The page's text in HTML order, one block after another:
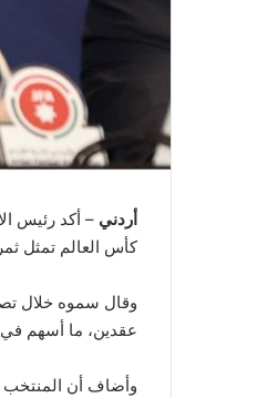
أردني – أكد رئيس
كأس العالم تمثل
وقال سموه خلال
عقدين، ما أسهم في
وأضاف أن المنتخب